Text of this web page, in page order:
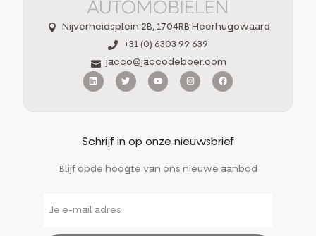
Nijverheidsplein 2B, 1704RB Heerhugowaard
+31 (0) 6303 99 639
jacco@jaccodeboer.com
Schrijf in op onze nieuwsbrief
Blijf opde hoogte van ons nieuwe aanbod